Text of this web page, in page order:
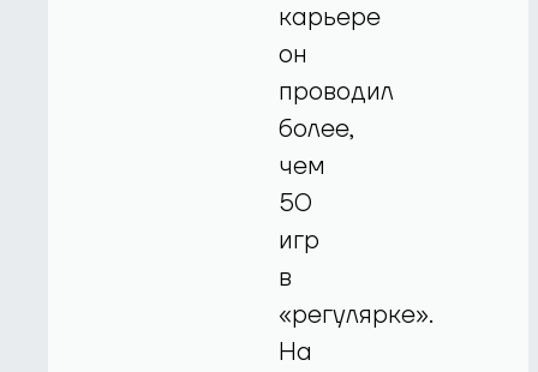
карьере
он
проводил
более,
чем
50
игр
в
«регулярке».
На